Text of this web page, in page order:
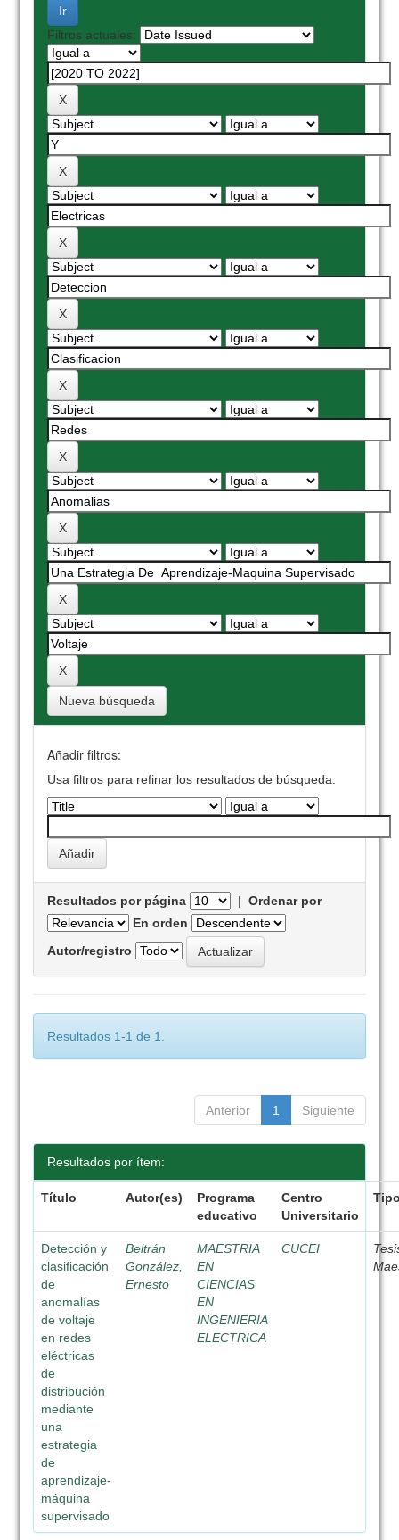
Filtros actuales:
Nueva búsqueda
Añadir filtros:
Usa filtros para refinar los resultados de búsqueda.
Resultados por página |Ordenar por
En orden
Autor/registro
Resultados 1-1 de 1.
Anterior 1 Siguiente
Resultados por ítem:
Título Autor(es)
Programa
educativo
Centro
Universitario
Detección y
clasificación
de
anomalías
de voltaje
en redes
eléctricas
de
distribución
mediante
una
estrategia
de
aprendizaje-
máquina
supervisado
Beltrán
González,
Ernesto
MAESTRIA
EN
CIENCIAS
EN
INGENIERIA
ELECTRICA
CUCEI